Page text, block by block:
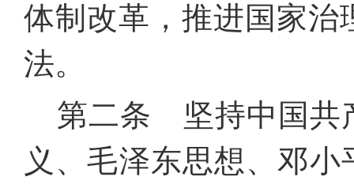
体制改革，推进国家治
法。
第二条 坚持中国共
义、毛泽东思想、邓小